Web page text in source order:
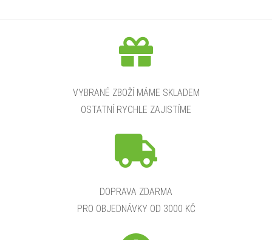
l
VYBRANÉ ZBOŽÍ MÁME SKLADEM
OSTATNÍ RYCHLE ZAJISTÍME
DOPRAVA ZDARMA
PRO OBJEDNÁVKY OD 3000 KČ